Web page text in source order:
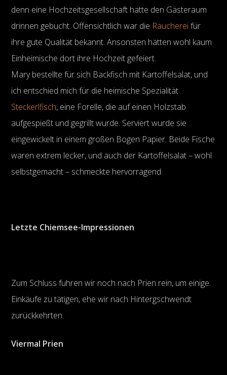
denn eine Hochzeitsgesellschaft hatte den Gästeraum
drinnen gebucht. Offensichtlich war die Räuchereifür
ihre gute Qualität bekannt. Ansonsten hätten wohl kaum
Einheimische dort ihre Hochzeit gefeiert.
Mary bestellte für sich Backfisch mit Kartoffelsalat, und
ich entschied mich für die heimische Spezialität
Steckerlfisch, eine Forelle, die auf einen Holzstab
aufgespießt und gegrillt wurde. Serviert wurde sie
eingewickelt in einem großen Bogen Papier. Beide Fische
waren extrem lecker, und auch der Kartoffelsalat – wohl
selbstgemacht – schmeckte hervorragend.
Letzte Chiemsee-Impressionen
Zum Schluss fuhren wir noch nach Prien rein, um einige
Einkäufe zu tätigen, ehe wir nach Hintergschwendt
zurückkehrten.
Viermal Prien